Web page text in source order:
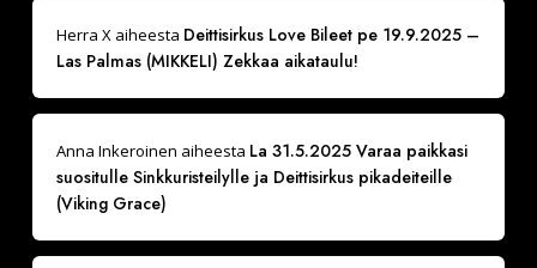
Herra Xaiheesta Deittisirkus Love Bileet pe 19.9.2025 –
Las Palmas (MIKKELI) Zekkaa aikataulu!
Anna Inkeroinen aiheesta La 31.5.2025 Varaa paikkasi
suositulle Sinkkuristeilylle ja Deittisirkus pikadeiteille
(Viking Grace)